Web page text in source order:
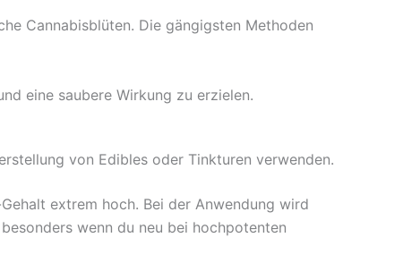
Cannabisblüten. Die gängigsten Methoden
eine saubere Wirkung zu erzielen.
von Edibles oder Tinkturen verwenden.
extrem hoch. Bei der Anwendung wird
wenn du neu bei hochpotenten